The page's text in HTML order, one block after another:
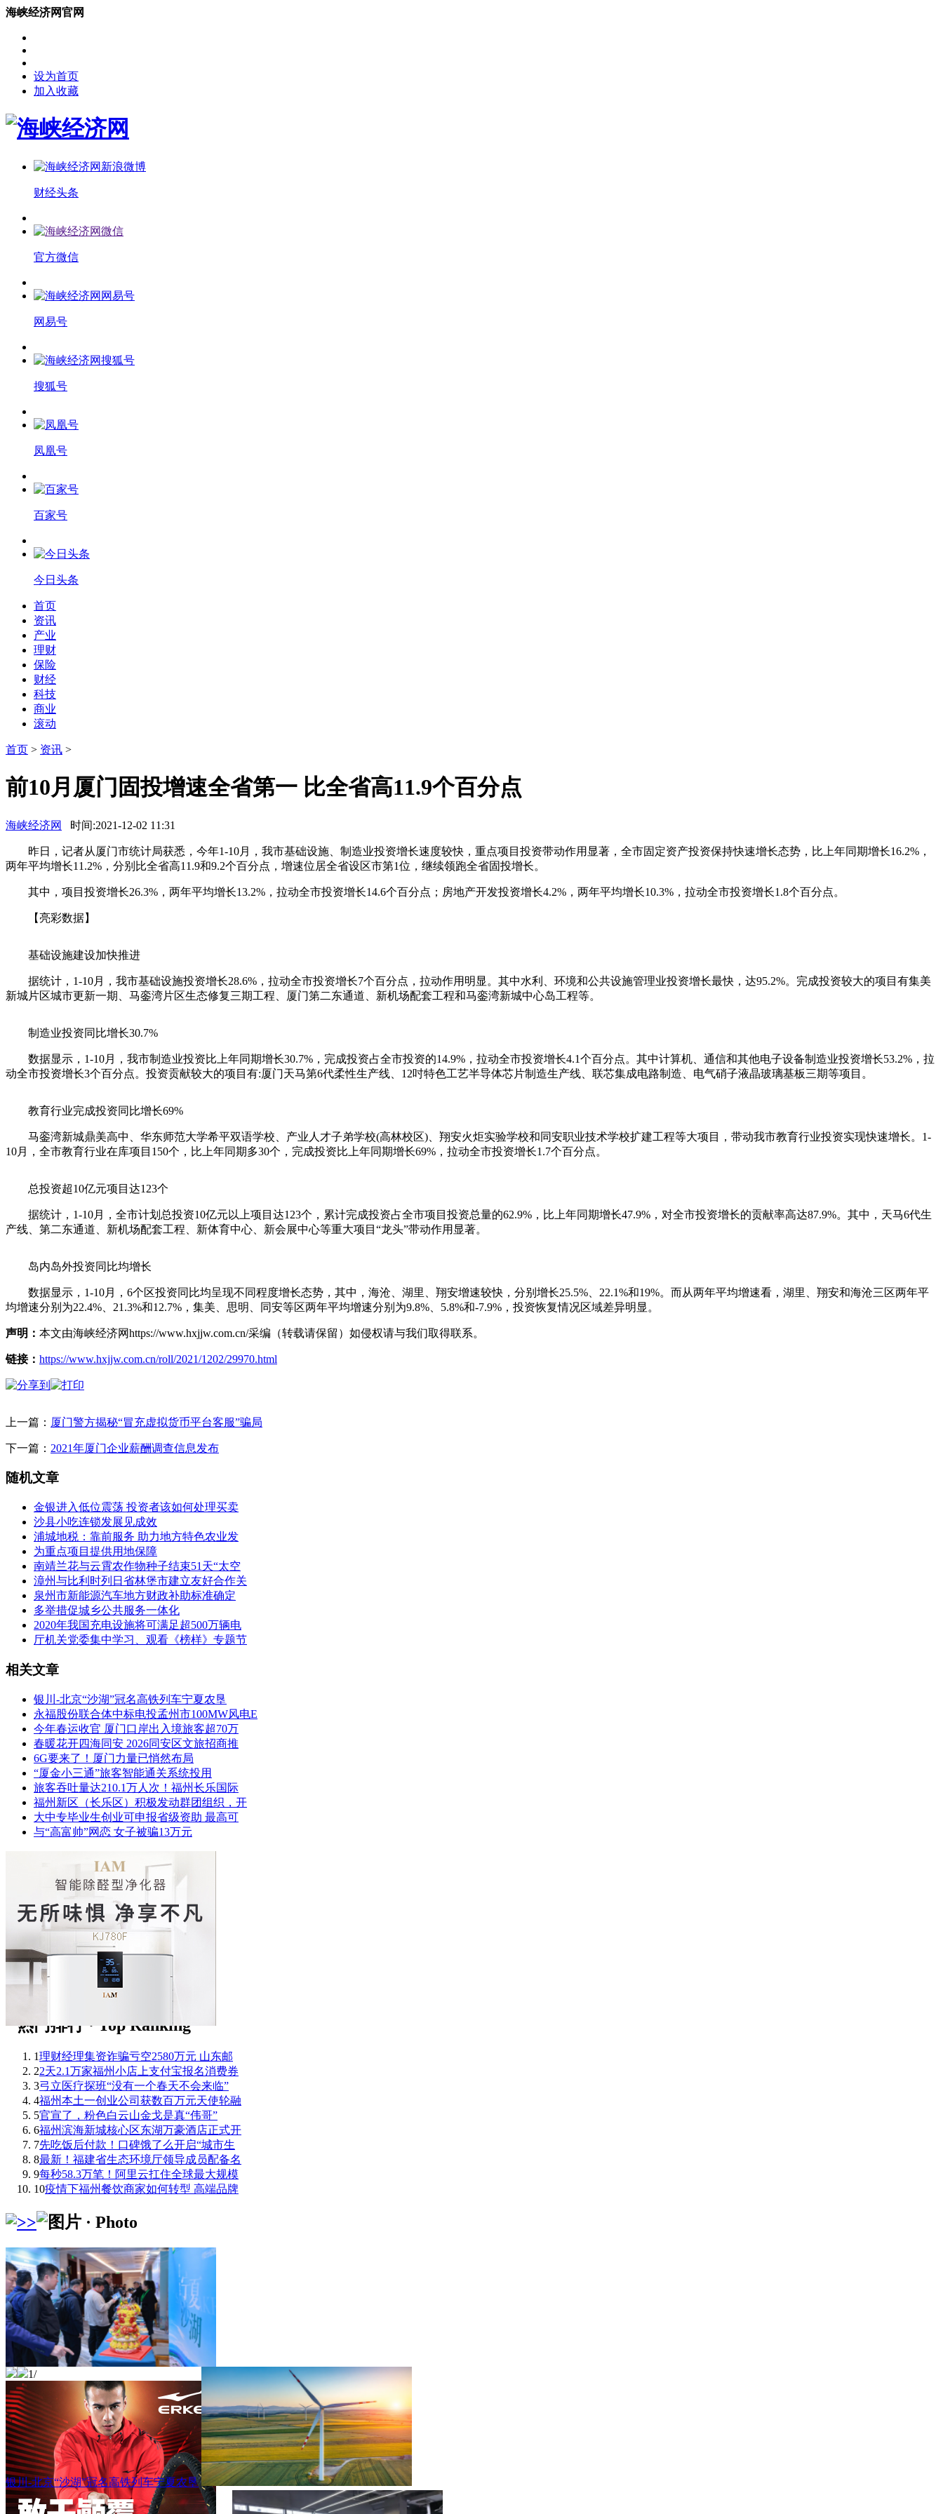
海峡经济网官网
设为首页
加入收藏
财经头条
官方微信
网易号
搜狐号
凤凰号
百家号
今日头条
首页
资讯
产业
理财
保险
财经
科技
商业
滚动
首页 > 资讯 >
前10月厦门固投增速全省第一 比全省高11.9个百分点
海峡经济网 时间:2021-12-02 11:31
昨日，记者从厦门市统计局获悉，今年1-10月，我市基础设施、制造业投资增长速度较快，重点项目投资带动作用显著，全市固定资产投资保持快速增长态势，比上年同期增长16.2%，
两年平均增长11.2%，分别比全省高11.9和9.2个百分点，增速位居全省设区市第1位，继续领跑全省固投增长。
其中，项目投资增长26.3%，两年平均增长13.2%，拉动全市投资增长14.6个百分点；房地产开发投资增长4.2%，两年平均增长10.3%，拉动全市投资增长1.8个百分点。
【亮彩数据】
基础设施建设加快推进
据统计，1-10月，我市基础设施投资增长28.6%，拉动全市投资增长7个百分点，拉动作用明显。其中水利、环境和公共设施管理业投资增长最快，达95.2%。完成投资较大的项目有集美
新城片区城市更新一期、马銮湾片区生态修复三期工程、厦门第二东通道、新机场配套工程和马銮湾新城中心岛工程等。
制造业投资同比增长30.7%
数据显示，1-10月，我市制造业投资比上年同期增长30.7%，完成投资占全市投资的14.9%，拉动全市投资增长4.1个百分点。其中计算机、通信和其他电子设备制造业投资增长53.2%，拉
动全市投资增长3个百分点。投资贡献较大的项目有:厦门天马第6代柔性生产线、12吋特色工艺半导体芯片制造生产线、联芯集成电路制造、电气硝子液晶玻璃基板三期等项目。
教育行业完成投资同比增长69%
马銮湾新城鼎美高中、华东师范大学希平双语学校、产业人才子弟学校(高林校区)、翔安火炬实验学校和同安职业技术学校扩建工程等大项目，带动我市教育行业投资实现快速增长。1-
10月，全市教育行业在库项目150个，比上年同期多30个，完成投资比上年同期增长69%，拉动全市投资增长1.7个百分点。
总投资超10亿元项目达123个
据统计，1-10月，全市计划总投资10亿元以上项目达123个，累计完成投资占全市项目投资总量的62.9%，比上年同期增长47.9%，对全市投资增长的贡献率高达87.9%。其中，天马6代生
产线、第二东通道、新机场配套工程、新体育中心、新会展中心等重大项目“龙头”带动作用显著。
岛内岛外投资同比均增长
数据显示，1-10月，6个区投资同比均呈现不同程度增长态势，其中，海沧、湖里、翔安增速较快，分别增长25.5%、22.1%和19%。而从两年平均增速看，湖里、翔安和海沧三区两年平
均增速分别为22.4%、21.3%和12.7%，集美、思明、同安等区两年平均增速分别为9.8%、5.8%和-7.9%，投资恢复情况区域差异明显。
声明： 本文由海峡经济网https://www.hxjjw.com.cn/采编（转载请保留）如侵权请与我们取得联系。
链接： https://www.hxjjw.com.cn/roll/2021/1202/29970.html
上一篇： 厦门警方揭秘“冒充虚拟货币平台客服”骗局
下一篇： 2021年厦门企业薪酬调查信息发布
随机文章
金银进入低位震荡 投资者该如何处理买卖
沙县小吃连锁发展见成效
浦城地税：靠前服务 助力地方特色农业发
为重点项目提供用地保障
南靖兰花与云霄农作物种子结束51天“太空
漳州与比利时列日省林堡市建立友好合作关
泉州市新能源汽车地方财政补助标准确定
多举措促城乡公共服务一体化
2020年我国充电设施将可满足超500万辆电
厅机关党委集中学习、观看《榜样》专题节
相关文章
银川-北京“沙湖”冠名高铁列车宁夏农垦
永福股份联合体中标电投孟州市100MW风电E
今年春运收官 厦门口岸出入境旅客超70万
春暖花开四海同安 2026同安区文旅招商推
6G要来了！厦门力量已悄然布局
“厦金小三通”旅客智能通关系统投用
旅客吞吐量达210.1万人次！福州长乐国际
福州新区（长乐区）积极发动群团组织，开
大中专毕业生创业可申报省级资助 最高可
与“高富帅”网恋 女子被骗13万元
1理财经理集资诈骗亏空2580万元 山东邮
22天2.1万家福州小店上支付宝报名消费券
3弓立医疗探班“没有一个春天不会来临”
4福州本土一创业公司获数百万元天使轮融
5官宣了，粉色白云山金戈是真“伟哥”
6福州滨海新城核心区东湖万豪酒店正式开
7先吃饭后付款！口碑饿了么开启“城市生
8最新！福建省生态环境厅领导成员配备名
9每秒58.3万笔！阿里云扛住全球最大规模
10疫情下福州餐饮商家如何转型 高端品牌
银川-北京“沙湖”冠名高铁列车宁夏农垦
1/